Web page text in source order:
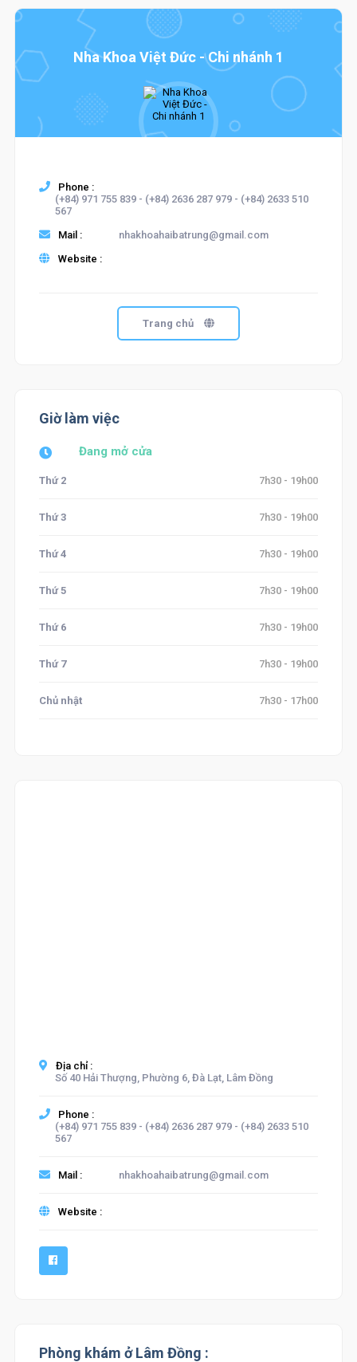
Nha Khoa Việt Đức - Chi nhánh 1
Phone :
(+84) 971 755 839 - (+84) 2636 287 979 - (+84) 2633 510
567
Mail :
nhakhoahaibatrung@gmail.com
Website :
Trang chủ
Giờ làm việc
Đang mở cửa
Thứ 2 7h30 - 19h00
Thứ 3 7h30 - 19h00
Thứ 4 7h30 - 19h00
Thứ 5 7h30 - 19h00
Thứ 6 7h30 - 19h00
Thứ 7 7h30 - 19h00
Chủ nhật 7h30 - 17h00
Địa chỉ :
Số 40 Hải Thượng, Phường 6, Đà Lạt, Lâm Đồng
Phone :
(+84) 971 755 839 - (+84) 2636 287 979 - (+84) 2633 510
567
Mail : nhakhoahaibatrung@gmail.com
Website :
Phòng khám ở Lâm Đồng :